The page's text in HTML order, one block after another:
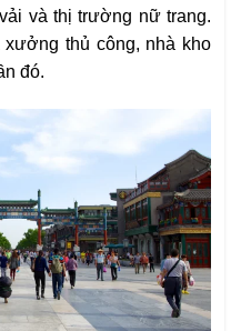
và thị trường nữ trang.
thủ công, nhà kho
đó.